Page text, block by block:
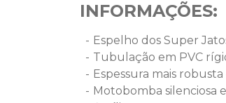
INFORMAÇÕES:
Espelho dos Super
Tubulação em PVC
Espessura mais
Motobomba silenciosa